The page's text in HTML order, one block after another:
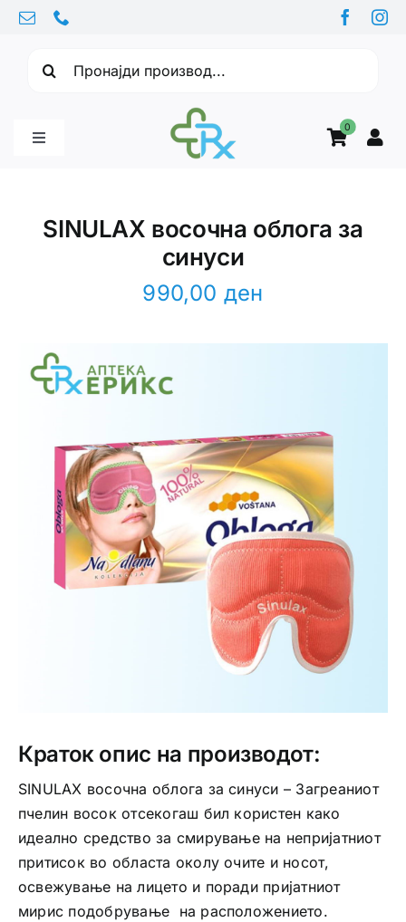
Skip
content
0
Toggle
Здравствени проблеми
Интимно здравје
Лична хигиена
Медицински апрати
SINULAX восочна облога за
синуси
990,00 ден
Краток опис на производот:
SINULAX восочна облога за синуси – Загреаниот
пчелин восок отсекогаш бил користен како
идеално средство за смирување на непријатниот
притисок во областа околу очите и носот,
освежување на лицето и поради пријатниот
мирис подобрување на расположението.